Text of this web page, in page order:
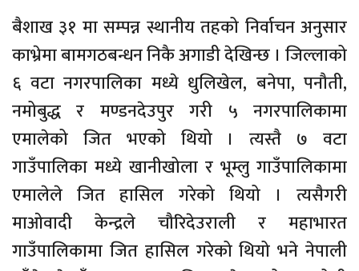
बैशाख ३१ मा सम्पन्न स्थानीय तहको निर्वाचन अनुसार
काभ्रेमा बामगठबन्धन निकै अगाडी देखिन्छ । जिल्लाको
६ वटा नगरपालिका मध्ये धुलिखेल, बनेपा, पनौती,
नमोबुद्ध र मण्डनदेउपुर गरी ५ नगरपालिकामा
एमालेको जित भएको थियो । त्यस्तै ७ वटा
गाउँपालिका मध्ये खानीखोला र भूम्लु गाउँपालिकामा
एमालेले जित हासिल गरेको थियो । त्यसैगरी
माओवादी केन्द्रले चौरिदेउराली र महाभारत
गाउँपालिकामा जित हासिल गरेको थियो भने नेपाली